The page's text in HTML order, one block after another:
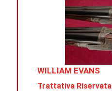
WILLIAM EVANS
Trattativa Riservata